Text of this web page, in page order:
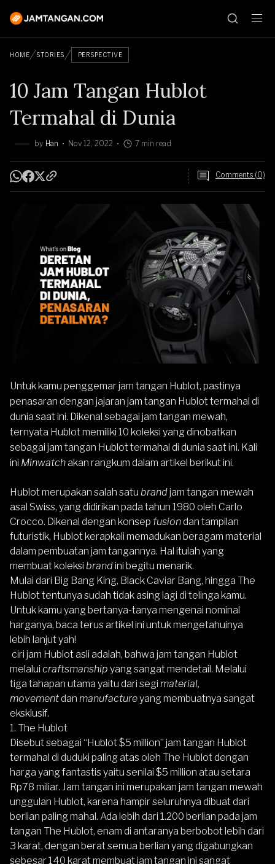
HOME STORIES PERSPECTIVE
10 Jam Tangan Hublot
Termahal di Dunia
by Han Nov 12, 2022 7 min read
Comments (0)
Untuk kamu penggemar jam tangan Hublot, pastinya
penasaran dengan jajaran jam tangan Hublot termahal di
dunia saat ini. Dikenal sebagai jam tangan mewah,
ternyata Hublot memiliki 10 koleksi yang dinobatkan
sebagai jam tangan Hublot termahal di dunia saat ini. Kali
ini Minwatchakan rangkum dalam artikel berikut ini.
Hublot merupakan salah satu brandjam tangan mewah
asal Swiss, yang didirikan pada tahun 1980 oleh Carlo
Crocco. Dikenal dengan konsep fusiondan tampilan
futuristik, Hublot kerapkali memadukan beragam material
dalam pembuatan jam tangannya. Hal itulah yang
membuat koleksi brandini begitu menarik.
Mulai dari Big Bang King, Black Caviar Bang, hingga The
Hublot tentunya sudah tidak asing lagi di telinga kamu.
Untuk kamu yang bertanya-tanya mengenai nominal
harganya, baca terus artikel ini untuk mengetahuinya
lebih lanjut yah!
ciri jam Hublot asli adalah, bahwa jam tangan Hublot
melalui craftsmanship yang sangat mendetail. Melalui
tiga tahapan utama yaitu dari segi material,
movementdan manufactureyang membuatnya sangat
eksklusif.
1. The Hublot
Disebut sebagai “Hublot $5 million” jam tangan Hublot
termahal di duduki paling atas oleh The Hublotdengan
harga yang fantastis yaitu senilai $5 million atau setara
Rp78 miliar. Jam tangan ini merupakan jam tangan mewah
unggulan Hublot, karena hampir seluruhnya dibuat dari
berlian paling mahal. Ada lebih dari 1.200 berlian pada jam
tangan The Hublot, enam di antaranya berbobot lebih dari
3 karat, dengan berat semua berlian yang digabungkan
sebesar 140 karat membuat jam tangan ini sangat